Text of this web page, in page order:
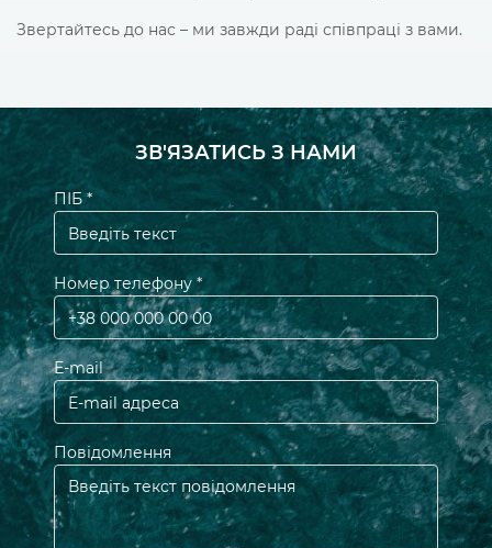
Звертайтесь до нас – ми завжди раді співпраці з вами.
ЗВ'ЯЗАТИСЬ З НАМИ
ПІБ *
Введіть текст
Номер телефону *
+38 000 000 00 00
Е-mail
E-mail адреса
Повідомлення
Введіть текст повідомлення